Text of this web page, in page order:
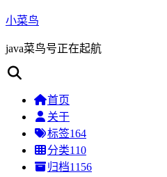
小菜鸟
java菜鸟号正在起航
首页
关于
标签164
分类110
归档1156